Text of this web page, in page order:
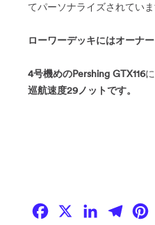
てパーソナライズされてい
ローワーデッキにはオーナ
4号機めのPershing GTX116
巡航速度29ノットです。
Facebook
X LinkedIn